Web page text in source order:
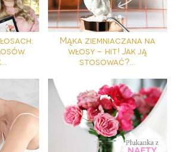
Mąka ziemniaczana na
włosy - hit! Jak ją
stosować?...